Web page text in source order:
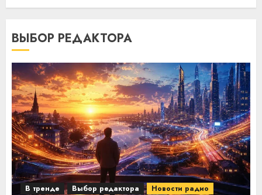
ВЫБОР РЕДАКТОРА
В тренде Выбор редактора Новости радио